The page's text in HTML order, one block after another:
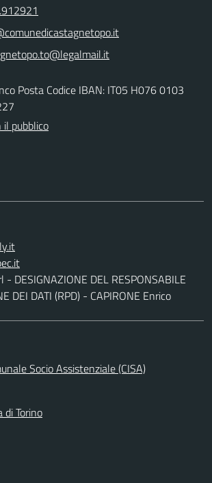
Posta Codice IBAN: IT05 H076 0103
il pubblico
DESIGNAZIONE DEL RESPONSABILE
DEI DATI (RPD) - CAPIRONE Enrico
Socio Assistenziale (CISA)
Torino